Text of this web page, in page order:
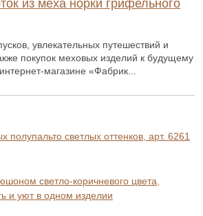
из меха норки грифельного
увлекательных путешествий и
покупок меховых изделий к будущему
магазине «Фабрик...
полупальто светлых оттенков, арт. 6261
светло-коричневого цвета,
и уют в одном изделии